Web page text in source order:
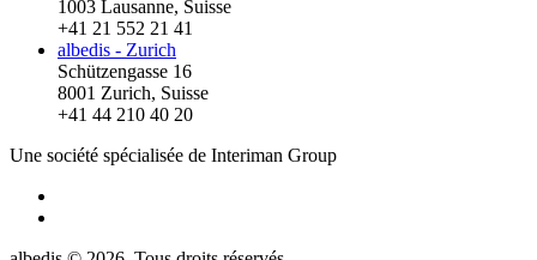
1003 Lausanne, Suisse
+41 21 552 21 41
albedis - Zurich
Schützengasse 16
8001 Zurich, Suisse
+41 44 210 40 20
Une société spécialisée de Interiman Group